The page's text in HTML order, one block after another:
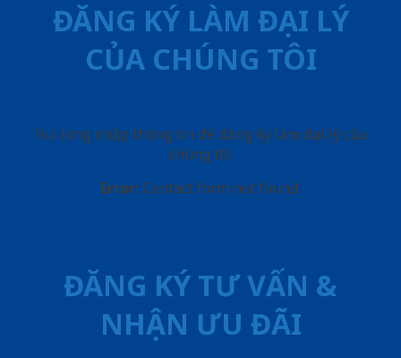
ĐĂNG KÝ LÀM ĐẠI LÝ
CỦA CHÚNG TÔI
Vui lòng nhập thông tin để đăng ký làm đại lý của
chúng tôi
Error: Contact form not found.
ĐĂNG KÝ TƯ VẤN &
NHẬN ƯU ĐÃI